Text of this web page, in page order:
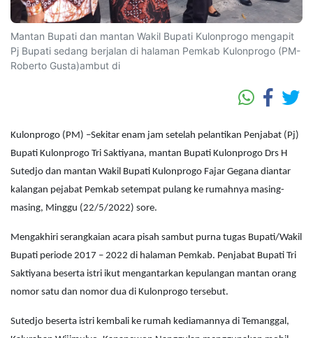
Mantan Bupati dan mantan Wakil Bupati Kulonprogo mengapit
Pj Bupati sedang berjalan di halaman Pemkab Kulonprogo (PM-
Roberto Gusta)ambut di
Kulonprogo (PM) –Sekitar enam jam setelah pelantikan Penjabat (Pj)
Bupati Kulonprogo Tri Saktiyana, mantan Bupati Kulonprogo Drs H
Sutedjo dan mantan Wakil Bupati Kulonprogo Fajar Gegana diantar
kalangan pejabat Pemkab setempat pulang ke rumahnya masing-
masing, Minggu (22/5/2022) sore.
Mengakhiri serangkaian acara pisah sambut purna tugas Bupati/Wakil
Bupati periode 2017 – 2022 di halaman Pemkab. Penjabat Bupati Tri
Saktiyana beserta istri ikut mengantarkan kepulangan mantan orang
nomor satu dan nomor dua di Kulonprogo tersebut.
Sutedjo beserta istri kembali ke rumah kediamannya di Temanggal,